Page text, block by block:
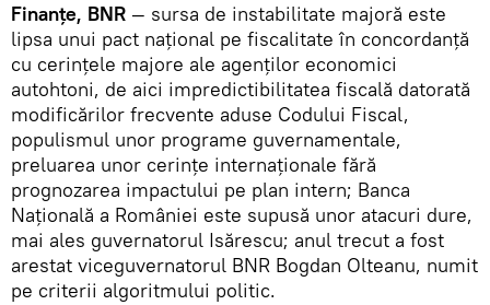
Finanţe, BNR — sursa de instabilitate majoră este
lipsa unui pact naţional pe fiscalitate în concordanţă
cu cerinţele majore ale agenţilor economici
autohtoni, de aici impredictibilitatea fiscală datorată
modificărilor frecvente aduse Codului Fiscal,
populismul unor programe guvernamentale,
preluarea unor cerinţe internaţionale fără
prognozarea impactului pe plan intern; Banca
Naţională a României este supusă unor atacuri dure,
mai ales guvernatorul Isărescu; anul trecut a fost
arestat viceguvernatorul BNR Bogdan Olteanu, numit
pe criterii algoritmului politic.